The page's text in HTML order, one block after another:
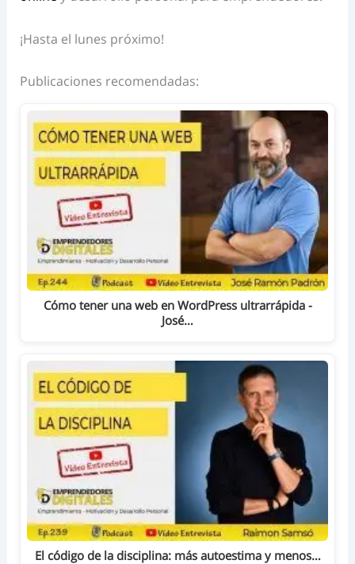
¡Hasta el lunes próximo!
Publicaciones recomendadas:
Cómo tener una web en WordPress ultrarrápida -
José…
El código de la disciplina: más autoestima y menos…